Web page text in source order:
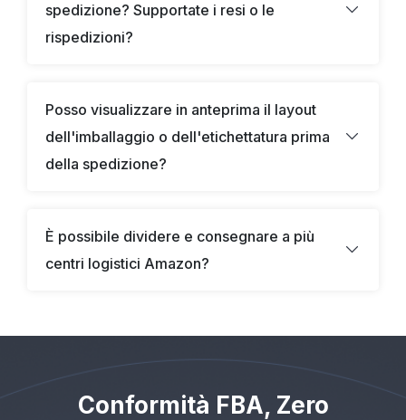
spedizione? Supportate i resi o le
rispedizioni?
Posso visualizzare in anteprima il layout
dell'imballaggio o dell'etichettatura prima
della spedizione?
È possibile dividere e consegnare a più
centri logistici Amazon?
Conformità FBA, Zero